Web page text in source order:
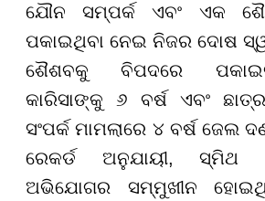
ଯୌନ ସମ୍ପର୍କ ଏବଂ ଏକ
ପକାଇଥିବା ନେଇ ନିଜର ଦୋଷ
ଶୈଶବକୁ ବିପଦରେ
କାରିସାଙ୍କୁ ୬ ବର୍ଷ ଏବଂ
ସଂପର୍କ ମାମଲାରେ ୪ ବର୍ଷ ଜେଲ
ରେକର୍ଡ ଅନୁଯାୟୀ, ସ୍ମିଥ
ଅଭିଯୋଗର ସମ୍ମୁଖୀନ